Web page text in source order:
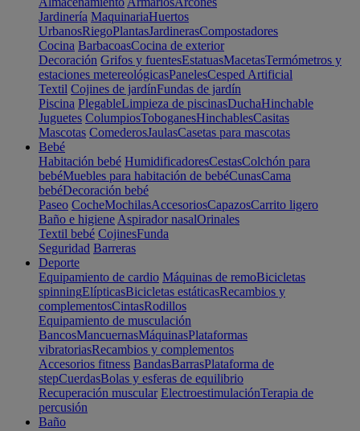
Jardinería MaquinariaHuertos
UrbanosRiegoPlantasJardinerasCompostadores
Cocina BarbacoasCocina de exterior
Decoración Grifos y fuentesEstatuasMacetasTermómetros y
estaciones metereológicasPanelesCesped Artificial
Textil Cojines de jardínFundas de jardín
Piscina PlegableLimpieza de piscinasDuchaHinchable
Juguetes ColumpiosToboganesHinchablesCasitas
Mascotas ComederosJaulasCasetas para mascotas
Bebé
Habitación bebé HumidificadoresCestasColchón para
bebéMuebles para habitación de bebéCunasCama
bebéDecoración bebé
Paseo CocheMochilasAccesoriosCapazosCarrito ligero
Baño e higiene Aspirador nasalOrinales
Textil bebé CojinesFunda
Seguridad Barreras
Deporte
Equipamiento de cardio Máquinas de remoBicicletas
spinningElípticasBicicletas estáticasRecambios y
complementosCintasRodillos
Equipamiento de musculación
BancosMancuernasMáquinasPlataformas
vibratoriasRecambios y complementos
Accesorios fitness BandasBarrasPlataforma de
stepCuerdasBolas y esferas de equilibrio
Recuperación muscular ElectroestimulaciónTerapia de
percusión
Baño